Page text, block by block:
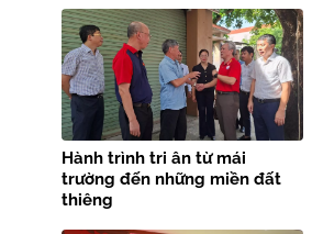
Hành trình tri ân từ mái
trường đến những miền đất
thiêng